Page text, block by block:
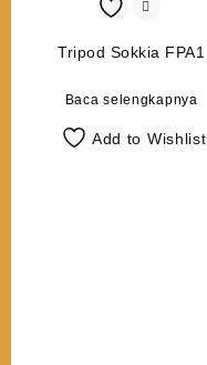
Tripod Sokkia FPA1
Baca selengkapnya
Add to Wishlist